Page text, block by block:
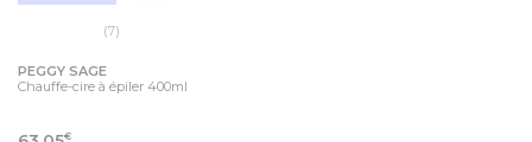
(7)
PEGGY SAGE
Chauffe-cire à épiler 400ml
€